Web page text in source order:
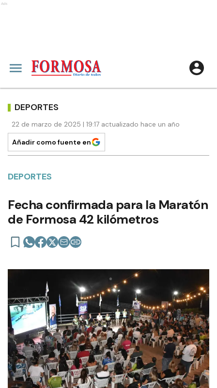
Ads
DEPORTES
22 de marzo de 2025 | 19:17 actualizado hace un año
Añadir como fuente en
DEPORTES
Fecha confirmada para la Maratón
de Formosa 42 kilómetros